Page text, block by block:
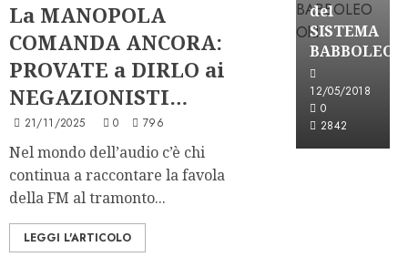
La MANOPOLA
COMANDA ANCORA:
PROVATE a DIRLO ai
NEGAZIONISTI…
21/11/2025 0 796
Nel mondo dell’audio c’è chi
continua a raccontare la favola
della FM al tramonto...
LEGGI L'ARTICOLO
del
SISTEMA
BABBOLEO
12/05/2018
0
2842